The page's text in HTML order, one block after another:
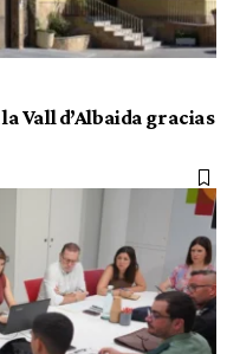
Vall d’Albaida gracias